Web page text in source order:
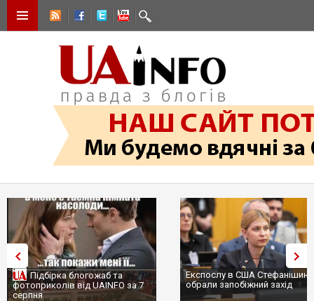
Підбірка блогожаб та
фотоприколів від UAINFO за 7
серпня
Експослу в США
обрали запобіжний захід